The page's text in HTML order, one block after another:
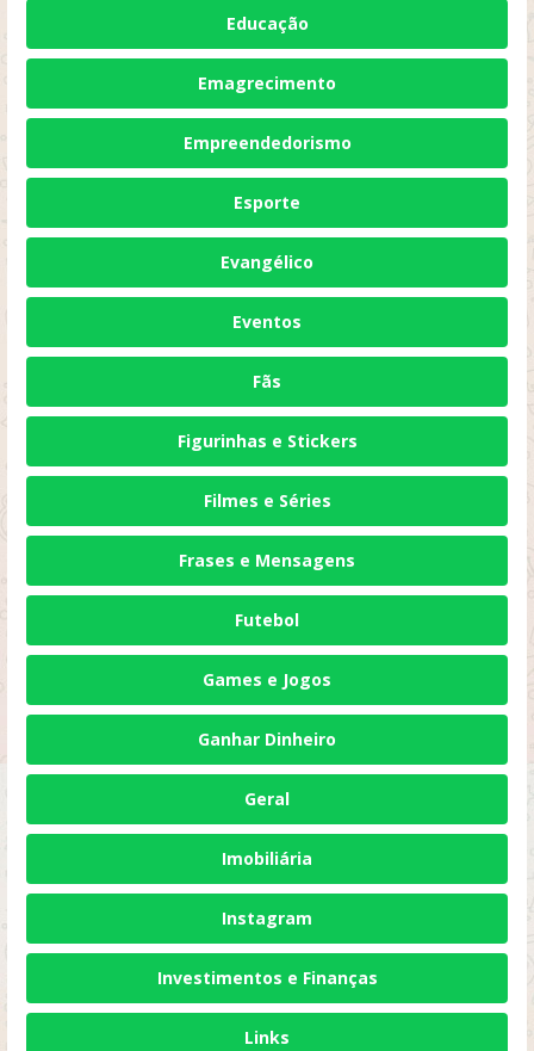
Educação
Emagrecimento
Empreendedorismo
Esporte
Evangélico
Eventos
Fãs
Figurinhas e Stickers
Filmes e Séries
Frases e Mensagens
Futebol
Games e Jogos
Ganhar Dinheiro
Geral
Imobiliária
Instagram
Investimentos e Finanças
Links